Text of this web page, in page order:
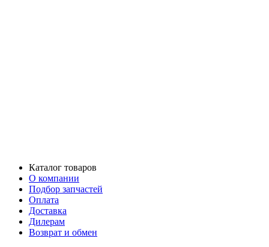
Каталог товаров
О компании
Подбор запчастей
Оплата
Доставка
Дилерам
Возврат и обмен